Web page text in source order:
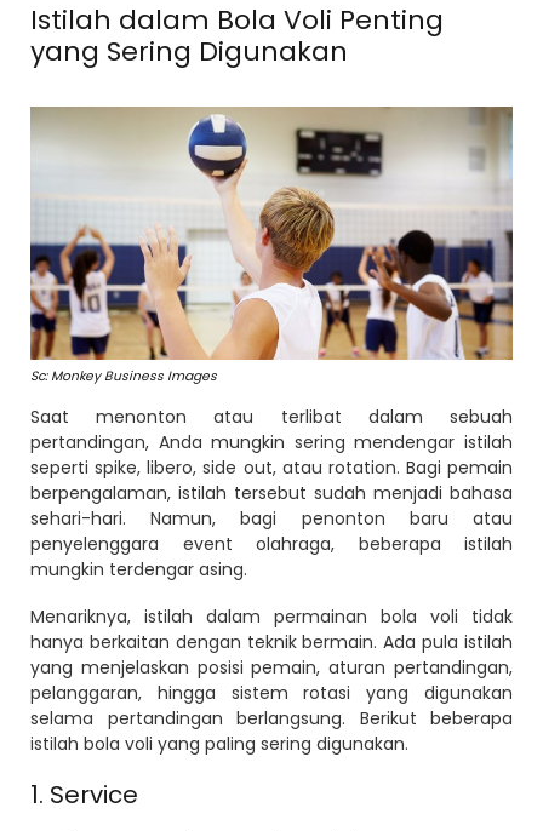
Istilah dalam Bola Voli Penting
yang Sering Digunakan
Sc: Monkey Business Images
Saat menonton atau terlibat dalam sebuah
pertandingan, Anda mungkin sering mendengar istilah
seperti spike, libero, side out, atau rotation. Bagi pemain
berpengalaman, istilah tersebut sudah menjadi bahasa
sehari-hari. Namun, bagi penonton baru atau
penyelenggara event olahraga, beberapa istilah
mungkin terdengar asing.
Menariknya, istilah dalam permainan bola voli tidak
hanya berkaitan dengan teknik bermain. Ada pula istilah
yang menjelaskan posisi pemain, aturan pertandingan,
pelanggaran, hingga sistem rotasi yang digunakan
selama pertandingan berlangsung. Berikut beberapa
istilah bola voli yang paling sering digunakan.
1. Service